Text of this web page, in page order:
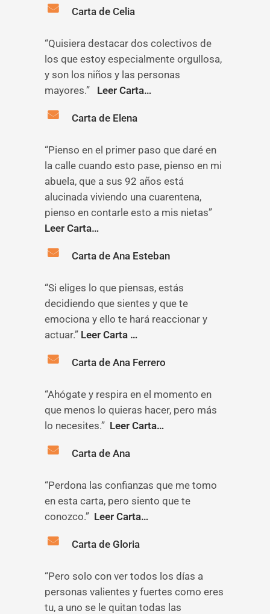
Carta de Celia
“Quisiera destacar dos colectivos de
los que estoy especialmente orgullosa,
y son los niños y las personas
mayores.” Leer Carta…
Carta de Elena
“Pienso en el primer paso que daré en
la calle cuando esto pase, pienso en mi
abuela, que a sus 92 años está
alucinada viviendo una cuarentena,
pienso en contarle esto a mis nietas”
Leer Carta…
Carta de Ana Esteban
“Si eliges lo que piensas, estás
decidiendo que sientes y que te
emociona y ello te hará reaccionar y
actuar.” Leer Carta …
Carta de Ana Ferrero
“Ahógate y respira en el momento en
que menos lo quieras hacer, pero más
lo necesites.” Leer Carta…
Carta de Ana
“Perdona las confianzas que me tomo
en esta carta, pero siento que te
conozco.” Leer Carta…
Carta de Gloria
“Pero solo con ver todos los días a
personas valientes y fuertes como eres
tu, a uno se le quitan todas las